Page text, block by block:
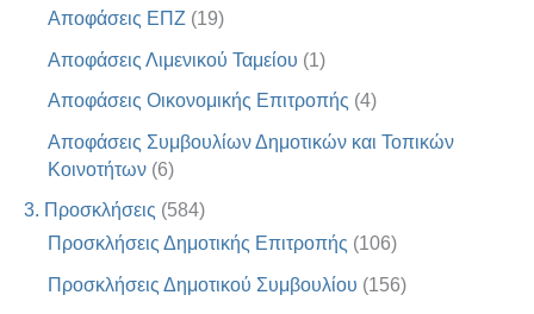
Αποφάσεις ΕΠΖ (19)
Αποφάσεις Λιμενικού Ταμείου (1)
Αποφάσεις Οικονομικής Επιτροπής (4)
Αποφάσεις Συμβουλίων Δημοτικών και Τοπικών
Κοινοτήτων (6)
3. Προσκλήσεις (584)
Προσκλήσεις Δημοτικής Επιτροπής (106)
Προσκλήσεις Δημοτικού Συμβουλίου (156)